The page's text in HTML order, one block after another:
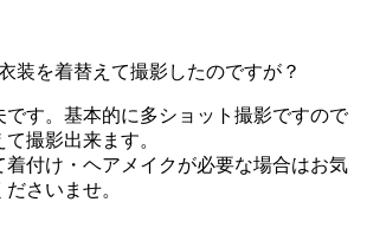
装を着替えて撮影したのですが？
です。基本的に多ショット撮影ですので
撮影出来ます。
着付け・ヘアメイクが必要な場合はお気
さいませ。